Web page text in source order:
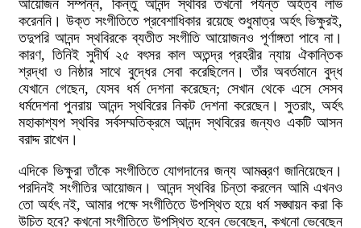
আয়োজন সম্পন্ন, কিন্তু আনন্দ স্থবির তখনো পর্যন্ত অর্হত্ব লাভ
করেননি। উক্ত সংগীতিতে প্রবেশাধিকার রয়েছে শুধুমাত্র অর্হৎ ভিক্ষুরই,
তদুপরি আনন্দ স্থবিরকে ব্যতীত সংগীতি আয়োজনও পূর্ণাঙ্গতা পাবে না।
কারণ, তিনিই সুদীর্ঘ ২৫ বৎসর কাল অতন্দ্র প্রহরীর ন্যায় ঐকান্তিক
শ্রদ্ধা ও নিষ্ঠার সাথে বুদ্ধের সেবা করেছিলেন। তাঁর অবর্তমানে বুদ্ধ
যেখানে গেছেন, যেসব ধর্ম দেশনা করেছেন; সেখান থেকে এসে সেসব
ধর্মদেশনা পুনরায় আনন্দ স্থবিরের নিকট দেশনা করেছেন। সুতরাং, অর্হৎ
মহাকাশ্যপ স্থবির সর্বসম্মতিক্রমে আনন্দ স্থবিরের জন্যও একটি আসন
বরাদ্দ রাখেন।
এদিকে ভিক্ষুরা তাঁকে সংগীতিতে যোগদানের জন্য আমন্ত্রণ জানিয়েছেন।
পরদিনই সংগীতির আয়োজন। আনন্দ স্থবির চিন্তা করলেন আমি এখনও
তো অর্হৎ নই, আমার পক্ষে সংগীতিতে উপস্থিত হয়ে ধর্ম সঙ্ঘায়ন করা কি
উচিত হবে? কখনো সংগীতিতে উপস্থিত হবেন ভেবেছেন, কখনো ভেবেছেন